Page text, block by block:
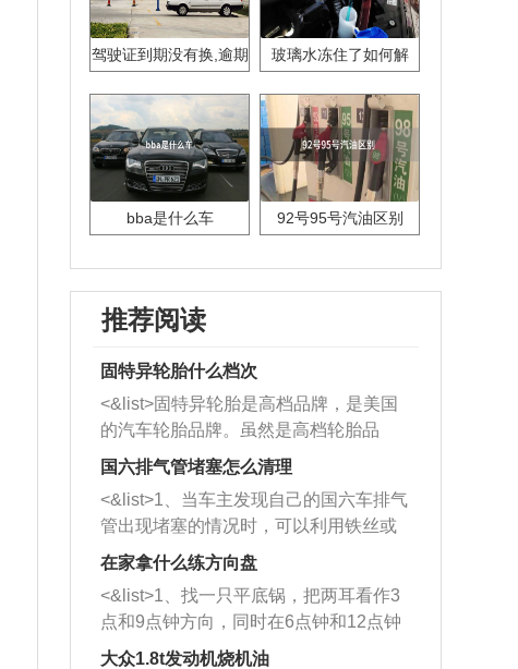
驾驶证到期没有换,逾期
玻璃水冻住了如何解
bba是什么车 92号95号汽油区别
推荐阅读
固特异轮胎什么档次
<&list>固特异轮胎是高档品牌，是美国
的汽车轮胎品牌。虽然是高档轮胎品
牌，但是中高低端的轮胎都有生产，这
也是为了更好的开拓市场。
国六排气管堵塞怎么清理
<&list>1、当车主发现自己的国六车排气
管出现堵塞的情况时，可以利用铁丝或
者是细棍，直接将杂物给取出来，如果
堵塞情况比较严重，也可以采取应急措
施。 <&list>2、直接利用木棍将所有的
杂物推到排气管里面的位置处，然后将
三元催化器拆解开，就可以将堵塞的东
在家拿什么练方向盘
<&list>1、找一只平底锅，把两耳看作3
点和9点钟方向，同时在6点钟和12点钟
方向做一个标记。 <&list>2、双手握住
大众1.8t发动机烧机油